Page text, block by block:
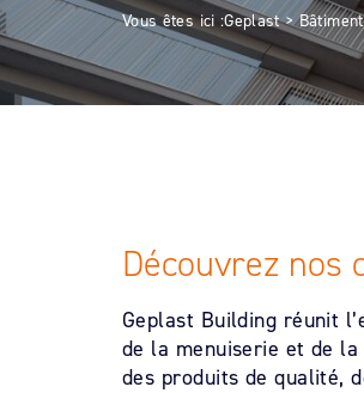
Vous êtes ici :Geplast>Bâtiment
Découvrez nos
Geplast Building réunit
de la menuiserie et de
des produits de qualité,